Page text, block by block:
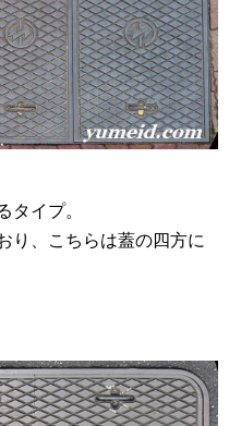
タイプ。
り、こちらは蓋の四方に